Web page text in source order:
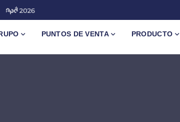
PUNTOS DE VENTA PRODUCTO